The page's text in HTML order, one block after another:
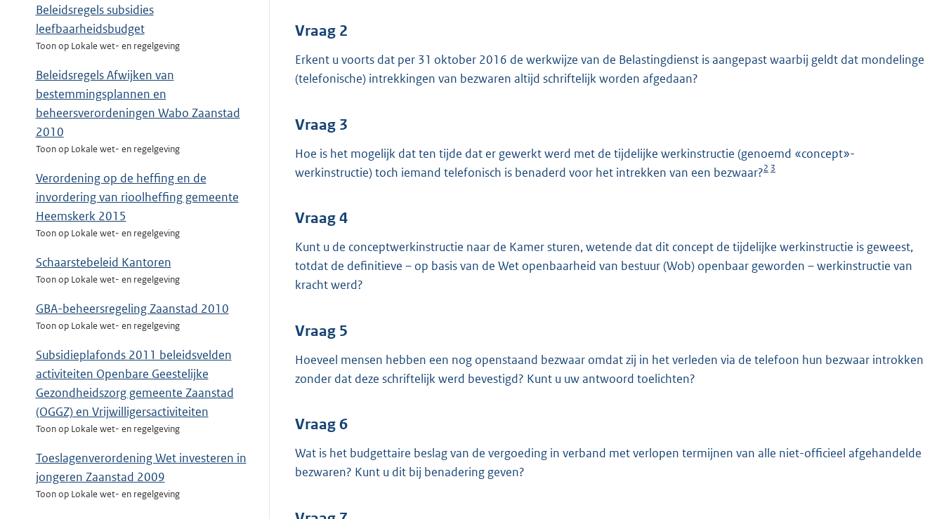
Beleidsregels subsidies
leefbaarheidsbudget
Toon op Lokale wet- en regelgeving
Beleidsregels Afwijken van
bestemmingsplannen en
beheersverordeningen Wabo Zaanstad
2010
Toon op Lokale wet- en regelgeving
Verordening op de heffing en de
invordering van rioolheffing gemeente
Heemskerk 2015
Toon op Lokale wet- en regelgeving
Schaarstebeleid Kantoren
Toon op Lokale wet- en regelgeving
GBA-beheersregeling Zaanstad 2010
Toon op Lokale wet- en regelgeving
Subsidieplafonds 2011 beleidsvelden
activiteiten Openbare Geestelijke
Gezondheidszorg gemeente Zaanstad
(OGGZ) en Vrijwilligersactiviteiten
Toon op Lokale wet- en regelgeving
Toeslagenverordening Wet investeren in
jongeren Zaanstad 2009
Toon op Lokale wet- en regelgeving
:
4
Vraag 2
Erkent u voorts dat per 31 oktober 2016 de werkwijze van de Belastingdienst is aangepast waarbij geldt dat mondelinge
(telefonische) intrekkingen van bezwaren altijd schriftelijk worden afgedaan?
Vraag 3
Hoe is het mogelijk dat ten tijde dat er gewerkt werd met de tijdelijke werkinstructie (genoemd «concept»-
werkinstructie) toch iemand telefonisch is benaderd voor het intrekken van een bezwaar?2 3
Vraag 4
Kunt u de conceptwerkinstructie naar de Kamer sturen, wetende dat dit concept de tijdelijke werkinstructie is geweest,
totdat de definitieve – op basis van de Wet openbaarheid van bestuur (Wob) openbaar geworden – werkinstructie van
kracht werd?
Vraag 5
Hoeveel mensen hebben een nog openstaand bezwaar omdat zij in het verleden via de telefoon hun bezwaar introkken
zonder dat deze schriftelijk werd bevestigd? Kunt u uw antwoord toelichten?
Vraag 6
Wat is het budgettaire beslag van de vergoeding in verband met verlopen termijnen van alle niet-officieel afgehandelde
bezwaren? Kunt u dit bij benadering geven?